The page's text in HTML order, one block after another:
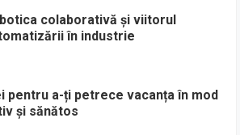
colaborativă și viitorul
în industrie
pentru a-ți petrece vacanța în mod
și sănătos